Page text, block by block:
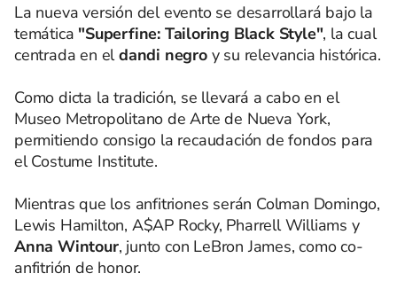
La nueva versión del evento se desarrollará bajo la
temática "Superfine: Tailoring Black Style", la cual
centrada en eldandi negroy su relevancia histórica.
Como dicta la tradición, se llevará a cabo en el
Museo Metropolitano de Arte de Nueva York,
permitiendo consigo la recaudación de fondos para
el Costume Institute.
Mientras que los anfitriones serán Colman Domingo,
Lewis Hamilton, A$AP Rocky, Pharrell Williams y
Anna Wintour, junto con LeBron James, como co-
anfitrión de honor.